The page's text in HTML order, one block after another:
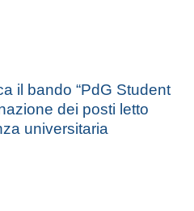
il bando “PdG Student
dei posti letto
universitaria